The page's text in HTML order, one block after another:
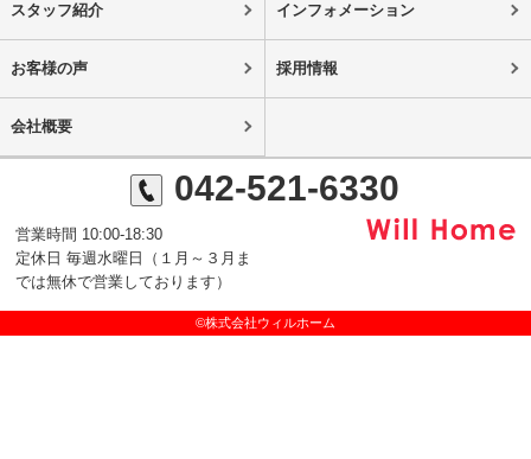
スタッフ紹介 インフォメーション
お客様の声 採用情報
会社概要
042-521-6330
営業時間 10:00-18:30
定休日 毎週水曜日（１月～３月ま
では無休で営業しております）
©株式会社ウィルホーム